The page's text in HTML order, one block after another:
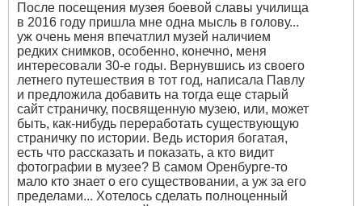
После посещения музея боевой славы училища
в 2016 году пришла мне одна мысль в голову...
уж очень меня впечатлил музей наличием
редких снимков, особенно, конечно, меня
интересовали 30-е годы. Вернувшись из своего
летнего путешествия в тот год, написала Павлу
и предложила добавить на тогда еще старый
сайт страничку, посвященную музею, или, может
быть, как-нибудь переработать существующую
страничку по истории. Ведь история богатая,
есть что рассказать и показать, а кто видит
фотографии в музее? В самом Оренбурге-то
мало кто знает о его существовании, а уж за его
пределами... Хотелось сделать полноценный